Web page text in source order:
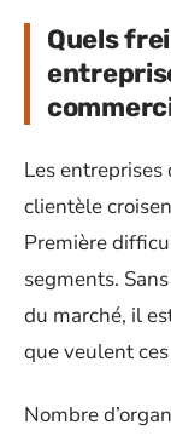
Quels
Les entreprises
clientèle
Première
segments.
du marché, il
que veulent
Nombre